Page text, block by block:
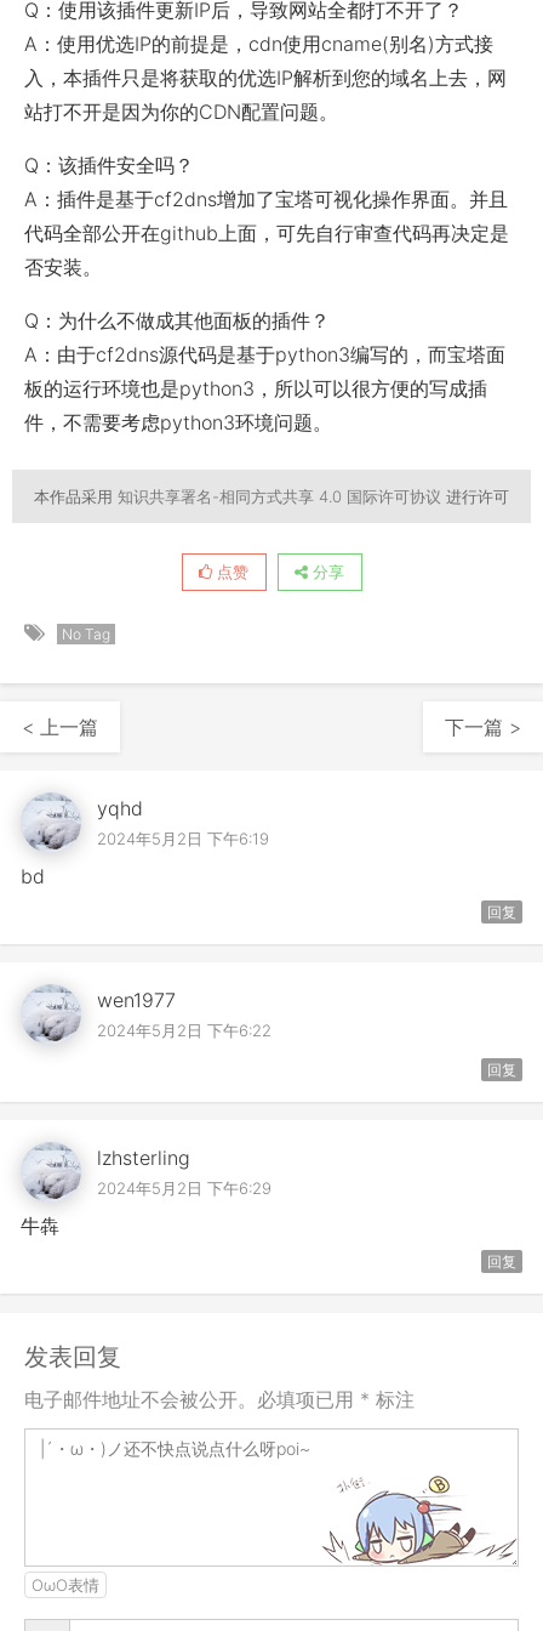
Q：使用该插件更新IP后，导致网站全都打不开了？
A：使用优选IP的前提是，cdn使用cname(别名)方式接
入，本插件只是将获取的优选IP解析到您的域名上去，网
站打不开是因为你的CDN配置问题。
Q：该插件安全吗？
A：插件是基于cf2dns增加了宝塔可视化操作界面。并且
代码全部公开在github上面，可先自行审查代码再决定是
否安装。
Q：为什么不做成其他面板的插件？
A：由于cf2dns源代码是基于python3编写的，而宝塔面
板的运行环境也是python3，所以可以很方便的写成插
件，不需要考虑python3环境问题。
本作品采用 知识共享署名-相同方式共享 4.0 国际许可协议 进行许可
点赞 分享
No Tag
< 上一篇 下一篇 >
yqhd
2024年5月2日 下午6:19
bd
回复
wen1977
2024年5月2日 下午6:22
回复
lzhsterling
2024年5月2日 下午6:29
牛犇
回复
发表回复
电子邮件地址不会被公开。必填项已用 * 标注
OωO表情